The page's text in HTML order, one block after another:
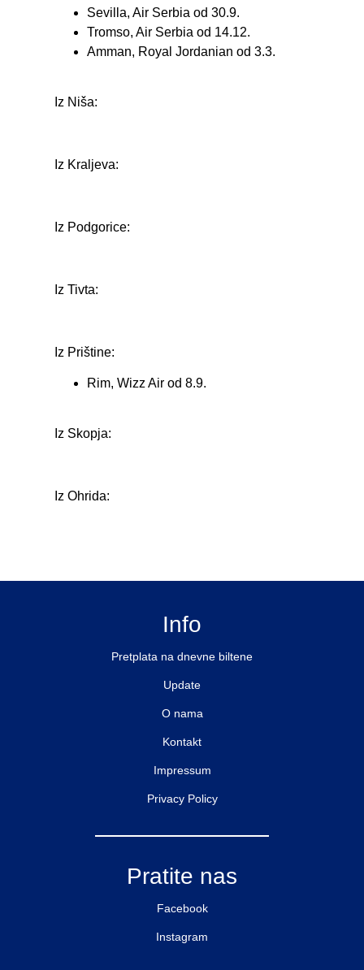
Sevilla, Air Serbia od 30.9.
Tromso, Air Serbia od 14.12.
Amman, Royal Jordanian od 3.3.
Iz Niša:
Iz Kraljeva:
Iz Podgorice:
Iz Tivta:
Iz Prištine:
Rim, Wizz Air od 8.9.
Iz Skopja:
Iz Ohrida:
Info
Pretplata na dnevne biltene
Update
O nama
Kontakt
Impressum
Privacy Policy
Pratite nas
Facebook
Instagram